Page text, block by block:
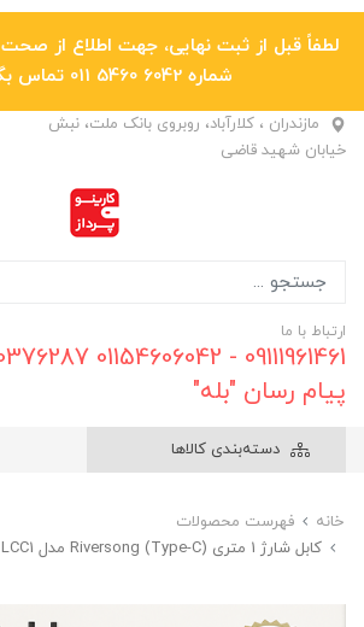
لطفاً قبل از ثبت نهایی، جهت اطلاع از
شماره 6042 5460 011 تماس بگیرید.
مازندران ، کلارآباد، روبروی بانک ملت، نبش
خیابان شهید قاضی
ارتباط با ما
09300376287
پیام رسان "بله"
دسته‌بندی کالاها
خانه
فهرست محصولات
کابل شارژ 1 متری (Type-C) Riversong مدل LOTUS 11 LCC1